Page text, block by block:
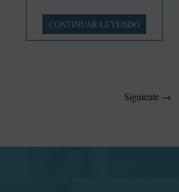
Alice
Kaplan.
CONTINUAR LEYENDO
Siguiente →